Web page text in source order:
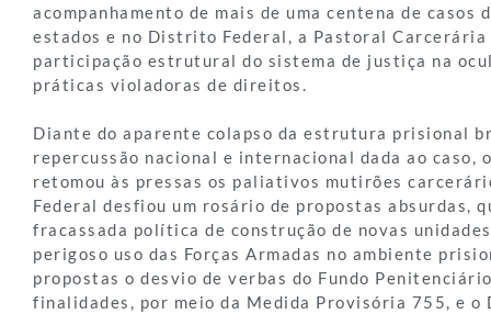
acompanhamento de mais de uma centena de casos
estados e no Distrito Federal, a Pastoral Carcerária
participação estrutural do sistema de justiça na
práticas violadoras de direitos.
Diante do aparente colapso da estrutura prisional
repercussão nacional e internacional dada ao caso,
retomou às pressas os paliativos mutirões
Federal desfiou um rosário de propostas absurdas,
fracassada política de construção de novas
perigoso uso das Forças Armadas no ambiente
propostas o desvio de verbas do Fundo
finalidades, por meio da Medida Provisória 755, e o